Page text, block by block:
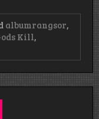
albumrangsor,
Kill,